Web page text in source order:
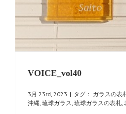
VOICE_vol40
3月 23rd, 2023 | タグ： ガラスの表
沖縄, 琉球ガラス, 琉球ガラスの表札,